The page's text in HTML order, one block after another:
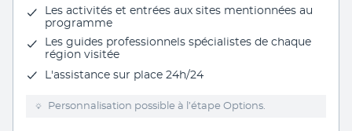
Les activités et entrées aux sites mentionnées au
programme
Les guides professionnels spécialistes de chaque
région visitée
L'assistance sur place 24h/24
Personnalisation possible à l’étape Options.